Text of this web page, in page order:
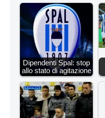
Dipendenti Spal: stop
allo stato di agitazione